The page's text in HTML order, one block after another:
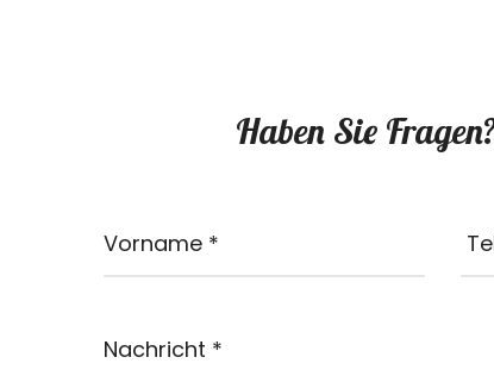
Haben Sie